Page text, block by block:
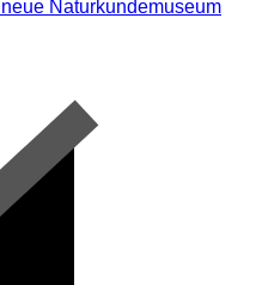
Naturkundemuseum